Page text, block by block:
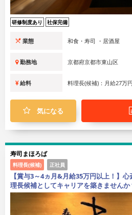
研修制度あり 社保完備
業態 和食・寿司 ・居酒屋
勤務地 京都府京都市東山区
給料 料理長(候補)：月給27万
気になる
寿司まほろば
料理長(候補) 正社員
【賞与3～4ヵ月&月給35万円以上！】
理長候補としてキャリアを築きませんか